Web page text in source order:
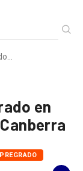
en
PREGRADO